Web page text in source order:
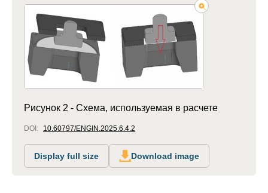
Рисунок 2 - Схема, используемая в расчете
DOI: 10.60797/ENGIN.2025.6.4.2
Display full size Download image